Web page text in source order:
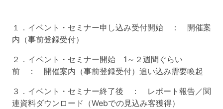
１．イベント・セミナー申し込み受付開始 ： 開催案
内（事前登録受付）
２．イベント・セミナー開始 1～２週間ぐらい
前 ： 開催案内（事前登録受付）追い込み需要喚起
３．イベント・セミナー終了後 ： レポート報告／関
連資料ダウンロード（Webでの見込み客獲得）